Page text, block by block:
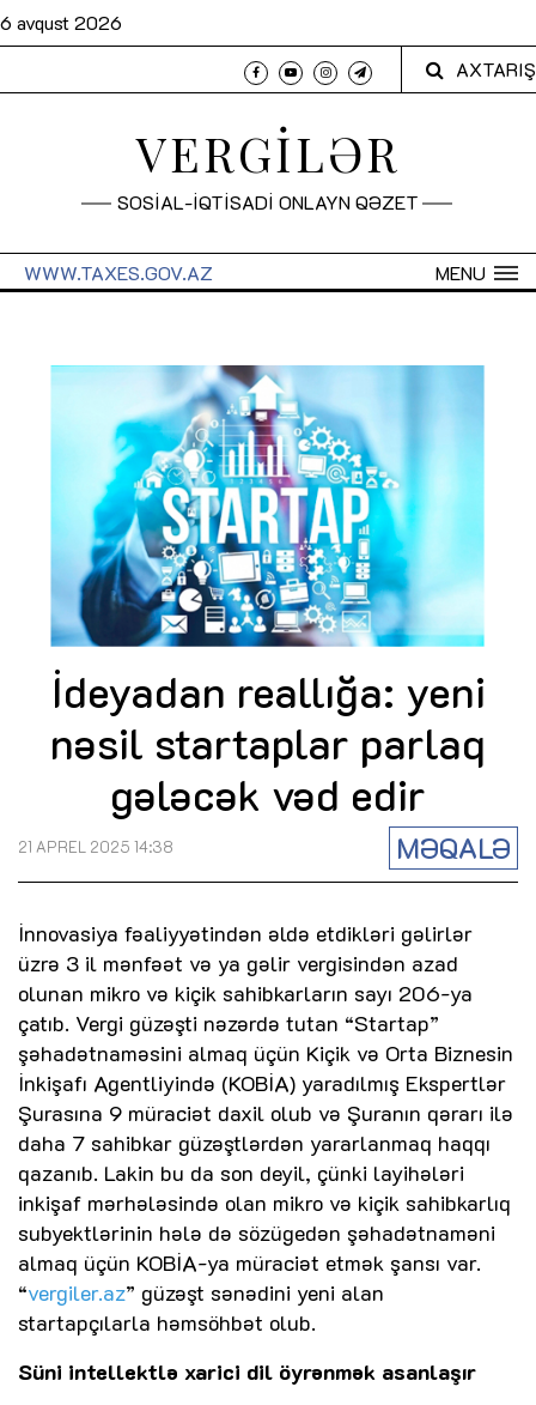
6 avqust 2026
AXTARIŞ
VERGİLƏR
SOSİAL-İQTİSADİ ONLAYN QƏZET
MENU
WWW.TAXES.GOV.AZ
İdeyadan reallığa: yeni
nəsil startaplar parlaq
gələcək vəd edir
MƏQALƏ
21 APREL 2025 14:38
İnnovasiya fəaliyyətindən əldə etdikləri gəlirlər
üzrə 3 il mənfəət və ya gəlir vergisindən azad
olunan mikro və kiçik sahibkarların sayı 206-ya
çatıb. Vergi güzəşti nəzərdə tutan “Startap”
şəhadətnaməsini almaq üçün Kiçik və Orta Biznesin
İnkişafı Agentliyində (KOBİA) yaradılmış Ekspertlər
Şurasına 9 müraciət daxil olub və Şuranın qərarı ilə
daha 7 sahibkar güzəştlərdən yararlanmaq haqqı
qazanıb. Lakin bu da son deyil, çünki layihələri
inkişaf mərhələsində olan mikro və kiçik sahibkarlıq
subyektlərinin hələ də sözügedən şəhadətnaməni
almaq üçün KOBİA-ya müraciət etmək şansı var.
“vergiler.az” güzəşt sənədini yeni alan
startapçılarla həmsöhbət olub.
Süni intellektlə xarici dil öyrənmək asanlaşır